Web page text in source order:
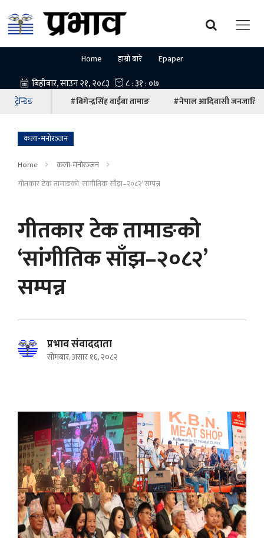
Home हाम्रो बारे Epaper
ट्रेन्डिङ #बिगेन्द्रसिंह वाईबा तामाङ #नेपाल आदिवासी जनजाति
कला-मनोरञ्‍जन
Home
कला-मनोरञ्‍जन
गीतकार टेक तामाङको ‘सांगीतिक साँझ–२०८२’ सम्पन्न
गीतकार टेक तामाङको
‘सांगीतिक साँझ–२०८२’
सम्पन्न
प्रभाव संवाददाता
सोमबार, असार १६, २०८२